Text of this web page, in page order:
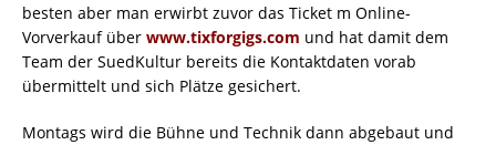
besten aber man erwirbt zuvor das Ticket m Online-
Vorverkauf über www.tixforgigs.com und hat damit dem
Team der SuedKultur bereits die Kontaktdaten vorab
übermittelt und sich Plätze gesichert.
Montags wird die Bühne und Technik dann abgebaut und